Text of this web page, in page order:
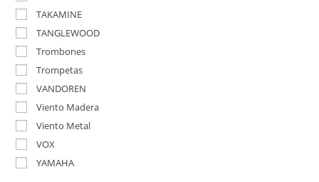
TAKAMINE
TANGLEWOOD
Trombones
Trompetas
VANDOREN
Viento Madera
Viento Metal
VOX
YAMAHA